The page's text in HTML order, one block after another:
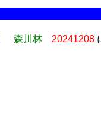
森川林 20241208